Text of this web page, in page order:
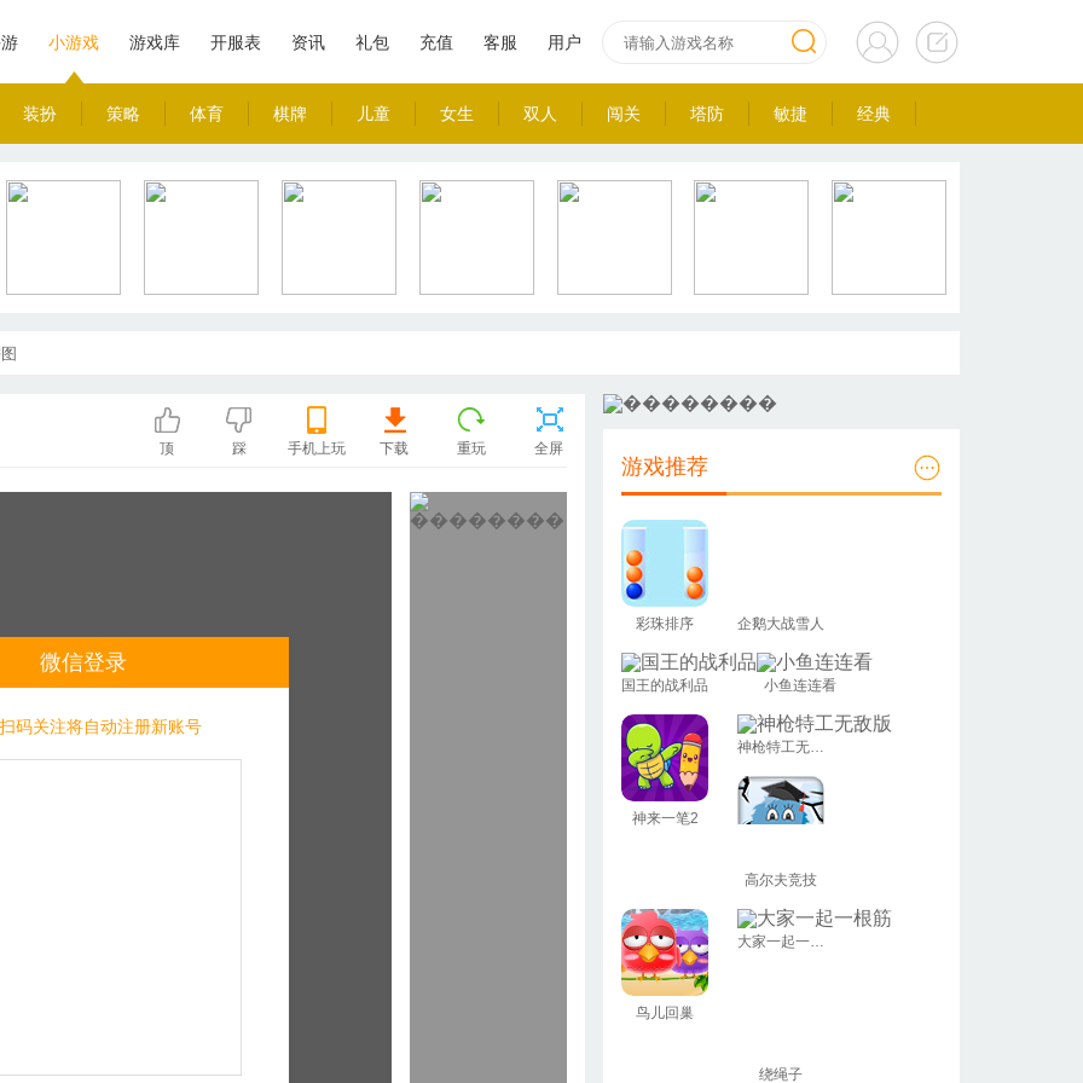
小游戏
装扮 策略 体育 棋牌 儿童 女生 双人 闯关 塔防 敏捷 经典
游戏库 开服表 资讯 礼包 充值 客服 用户
顶 踩 手机上玩 下载 重玩 全屏
微信登录
码关注将自动注册新账号
游戏推荐
彩珠排序 企鹅大战雪人
国王的战利品 小鱼连连看
神来一笔2
神枪特工无敌版
高尔夫竞技
鸟儿回巢
大家一起一根筋
绕绳子